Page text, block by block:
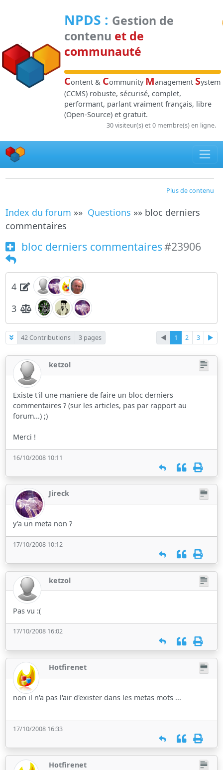
NPDS : Gestion de
contenu et de
communauté
Content & Community Management System
(CCMS) robuste, sécurisé, complet,
performant, parlant vraiment français, libre
(Open-Source) et gratuit.
30 visiteur(s) et 0 membre(s) en ligne.
Plus de contenu
Index du forum »» Questions »» bloc derniers
commentaires
bloc derniers commentaires#23906
4
3
42 Contributions 3 pages ◄ 1 2 3 ►
ketzol
Existe t'il une maniere de faire un bloc derniers
commentaires ? (sur les articles, pas par rapport au
forum...) ;)
Merci !
16/10/2008 10:11
Jireck
y'a un meta non ?
17/10/2008 10:12
ketzol
Pas vu :(
17/10/2008 16:02
Hotfirenet
non il n'a pas l'air d'exister dans les metas mots ...
17/10/2008 16:33
Hotfirenet